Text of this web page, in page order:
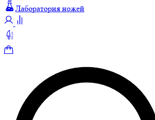
Лаборатория ножей